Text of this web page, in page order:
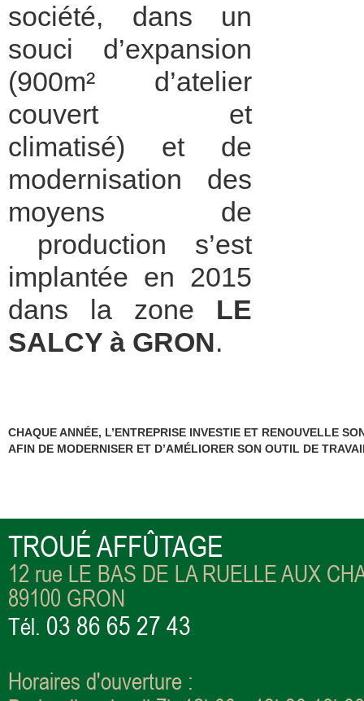
société, dans un
souci d’expansion
(900m² d’atelier
couvert et
climatisé) et de
modernisation des
moyens de
production s’est
implantée en 2015
dans la zone LE
SALCY à GRON.
CHAQUE ANNÉE, L’ENTREPRISE INVESTIE ET RENOUVELLE
AFIN DE MODERNISER ET D’AMÉLIORER SON OUTIL DE
TROUÉ AFFÛTAGE
12 rue LE BAS DE LA RUELLE AUX
89100 GRON
Tél. 03 86 65 27 43
Horaires d'ouverture :